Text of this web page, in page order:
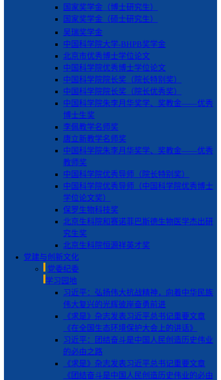
国家奖学金（博士研究生）
国家奖学金（硕士研究生）
吴瑞奖学金
中国科学院大学-BHPB奖学金
北京市优秀博士学位论文
中国科学院优秀博士学位论文
中国科学院院长奖（院长特别奖）
中国科学院院长奖（院长优秀奖）
中国科学院朱李月华奖学、奖教金——优秀
博士生奖
李佩教学名师奖
唐立新教学名师奖
中国科学院朱李月华奖学、奖教金——优秀
教师奖
中国科学院优秀导师（院长特别奖）
中国科学院优秀导师（中国科学院优秀博士
学位论文奖）
保罗生物科技奖
北京生科院和赛诺菲巴斯德生物医学杰出研
究生奖
北京生科院恒源祥英才奖
党建与创新文化
党委纪委
学习园地
习近平：弘扬伟大抗战精神，向着中华民族
伟大复兴的光辉彼岸奋勇前进
《求是》杂志发表习近平总书记重要文章
《在全国生态环境保护大会上的讲话》
习近平：团结奋斗是中国人民创造历史伟业
的必由之路
《求是》杂志发表习近平总书记重要文章
《团结奋斗是中国人民创造历史伟业的必由